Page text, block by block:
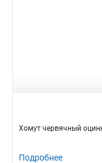
Хомут червячный
Подробнее